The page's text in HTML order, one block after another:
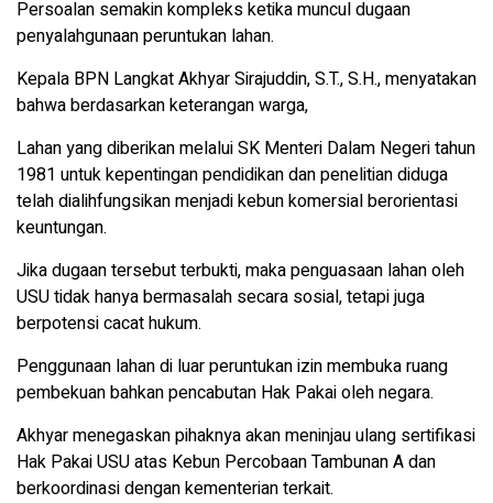
Persoalan semakin kompleks ketika muncul dugaan
penyalahgunaan peruntukan lahan.
Kepala BPN Langkat Akhyar Sirajuddin, S.T., S.H., menyatakan
bahwa berdasarkan keterangan warga,
Lahan yang diberikan melalui SK Menteri Dalam Negeri tahun
1981 untuk kepentingan pendidikan dan penelitian diduga
telah dialihfungsikan menjadi kebun komersial berorientasi
keuntungan.
Jika dugaan tersebut terbukti, maka penguasaan lahan oleh
USU tidak hanya bermasalah secara sosial, tetapi juga
berpotensi cacat hukum.
Penggunaan lahan di luar peruntukan izin membuka ruang
pembekuan bahkan pencabutan Hak Pakai oleh negara.
Akhyar menegaskan pihaknya akan meninjau ulang sertifikasi
Hak Pakai USU atas Kebun Percobaan Tambunan A dan
berkoordinasi dengan kementerian terkait.